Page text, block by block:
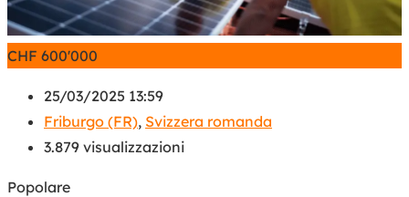
CHF 600'000
25/03/2025 13:59
Friburgo (FR), Svizzera romanda
3.879 visualizzazioni
Popolare